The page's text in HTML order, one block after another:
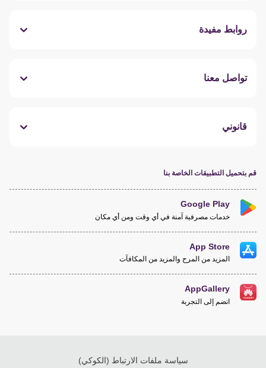
روابط مفيدة
تواصل معنا
قانوني
قم بتحميل التطبيقات الخاصة بنا
Google Play
خدمات مصرفية آمنة في أي وقت ومن أي مكان
App Store
المزيد من المرح والمزيد من المكافآت
AppGallery
انضم إلى التجربة
سياسة ملفات الارتباط (الكوكي)